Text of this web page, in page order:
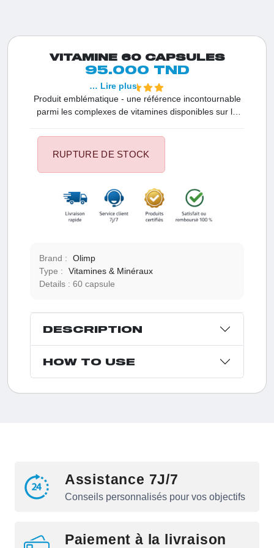
VITAMINE 60 CAPSULES
95.000 TND
Produit emblématique - une référence incontournable
parmi les complexes de vitamines disponibles sur le
essentiels pour les athlètes Moyen pratique pour
enrichir votre alimentation au quotidien
… Lire plus
RUPTURE DE STOCK
Brand :
Olimp
Type :
Vitamines & Minéraux
Details :
60 capsule
DESCRIPTION
HOW TO USE
Assistance 7J/7
Conseils personnalisés pour vos objectifs
Paiement à la livraison